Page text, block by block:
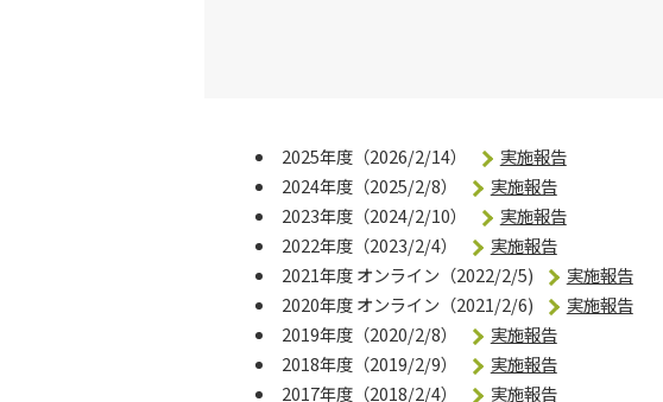
2025年度（2026/2/14）
実施報告
2024年度（2025/2/8）
実施報告
2023年度（2024/2/10）
実施報告
2022年度（2023/2/4）
実施報告
2021年度 オンライン（2022/2/5)
実施報告
2020年度 オンライン（2021/2/6)
実施報告
2019年度（2020/2/8）
実施報告
2018年度（2019/2/9）
実施報告
2017年度（2018/2/4）
実施報告